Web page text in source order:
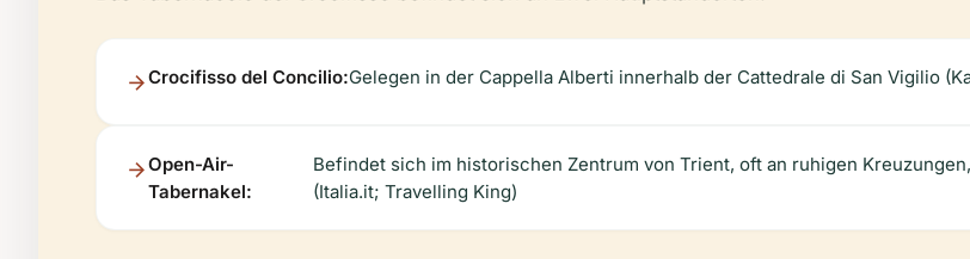
Crocifisso del Concilio:Gelegen in der Cappella Alberti innerhalb der Cattedrale di San Vigilio
Open-Air-
Tabernakel:
Befindet sich im historischen Zentrum von Trient, oft an ruhigen
(Italia.it; Travelling King)